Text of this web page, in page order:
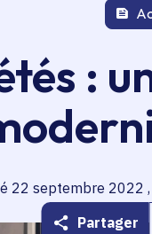
:
Partager
22 septembre 2022